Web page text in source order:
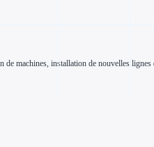
machines, installation de nouvelles